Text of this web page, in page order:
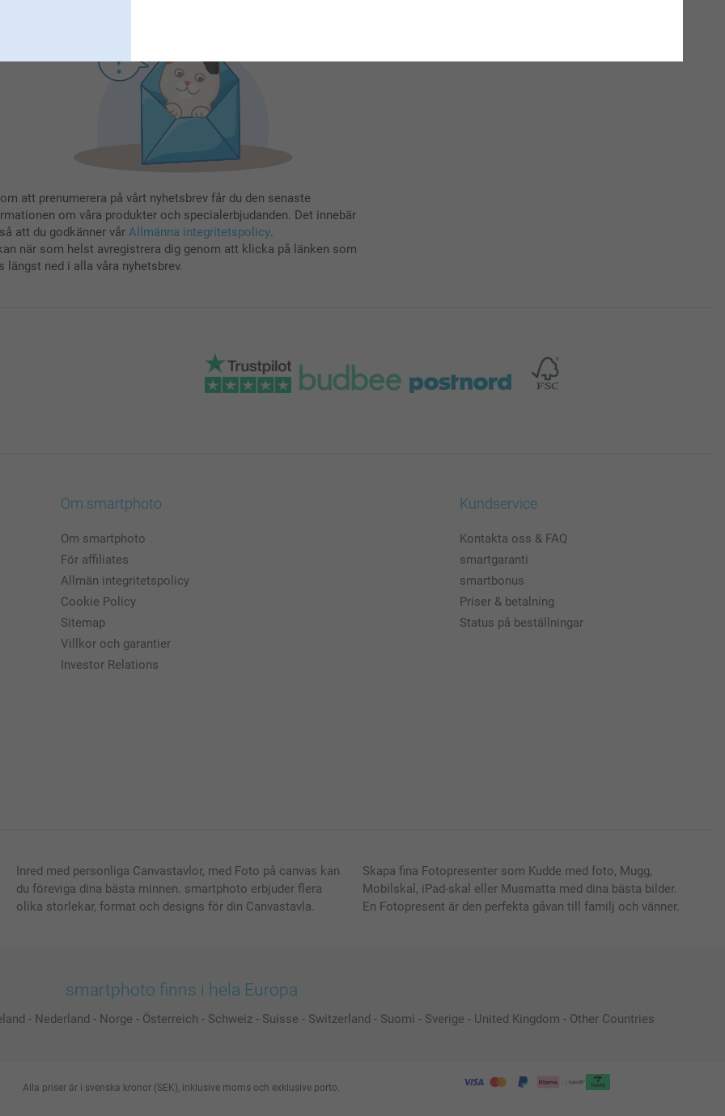
att prenumerera på vårt nyhetsbrev får du den senaste
om våra produkter och specialerbjudanden. Det innebär
att du godkänner vår Allmänna integritetspolicy.
när som helst avregistrera dig genom att klicka på länken som
längst ned i alla våra nyhetsbrev.
Om smartphoto
Om smartphoto
För affiliates
Allmän integritetspolicy
Cookie Policy
Sitemap
Villkor och garantier
Investor Relations
Kundservice
Kontakta oss & FAQ
smartgaranti
smartbonus
Priser & betalning
Status på beställningar
Inred med personliga Canvastavlor, med Foto på canvas kan
du föreviga dina bästa minnen. smartphoto erbjuder flera
olika storlekar, format och designs för din Canvastavla.
Skapa fina Fotopresenter som Kudde med foto, Mugg,
Mobilskal, iPad-skal eller Musmatta med dina bästa bilder.
En Fotopresent är den perfekta gåvan till familj och vänner.
smartphoto finns i hela Europa
- Nederland - Norge - Österreich - Schweiz - Suisse - Switzerland - Suomi - Sverige - United Kingdom - Other Countries
Alla priser är i svenska kronor (SEK), inklusive moms och exklusive porto.